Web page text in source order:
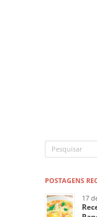
POSTAGENS
17